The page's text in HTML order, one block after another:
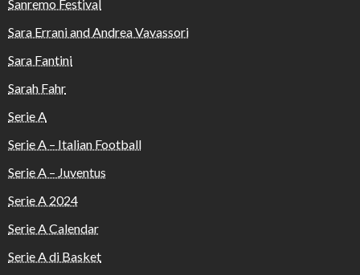
Sanremo Festival
Sara Errani and Andrea Vavassori
Sara Fantini
Sarah Fahr
Serie A
Serie A – Italian Football
Serie A – Juventus
Serie A 2024
Serie A Calendar
Serie A di Basket